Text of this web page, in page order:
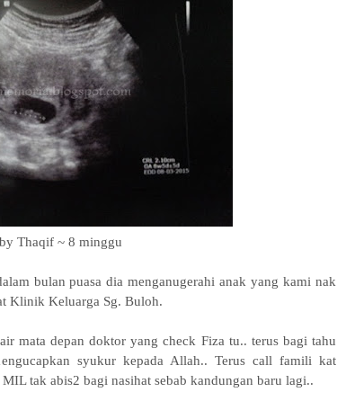
Thaqif ~ 8 minggu
bulan puasa dia menganugerahi anak yang kami nak
Klinik Keluarga Sg. Buloh.
mata depan doktor yang check Fiza tu.. terus bagi tahu
syukur kepada Allah.. Terus call famili kat
tak abis2 bagi nasihat sebab kandungan baru lagi..